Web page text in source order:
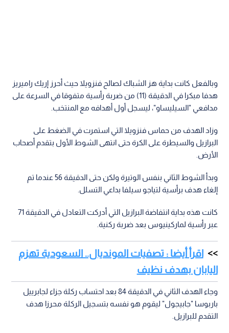
وبالفعل كانت بداية هز الشباك لصالح فنزويلا حيث أحرز إريك راميريز
هدفا مبكرا في الدقيقة (11) من ضربة رأسية متفوقا في السرعة على
مدافعي "السيليساو"، ليسجل أول أهدافه مع المنتخب.
وزاد الهدف من حماس فنزويلا التي استمرت في الضغط على
البرازيل والسيطرة على الكرة حتى انتهى الشوط الأول بتقدم أصحاب
الأرض.
وبدأ الشوط الثاني بنفس الوتيرة ولكن حتى الدقيقة 56 عندما تم
إلغاء هدف برأسية لتياجو سيلفا بداعي التسلل.
كانت هذه بداية انتفاضة البرازيل التي أدركت التعادل في الدقيقة 71
عبر رأسية لماركينيوس بعد ضربة ركنية.
اقرأ أيضا : تصفيات المونديال.. السعودية تهزم
اليابان بهدف نظيف
وجاء الهدف الثاني في الدقيقة 84 بعد احتساب ركلة جزاء لجابرييل
باربوسا "جابيجول" ليقوم هو نفسه بتسجيل الركلة محرزا هدف
التقدم للبرازيل.